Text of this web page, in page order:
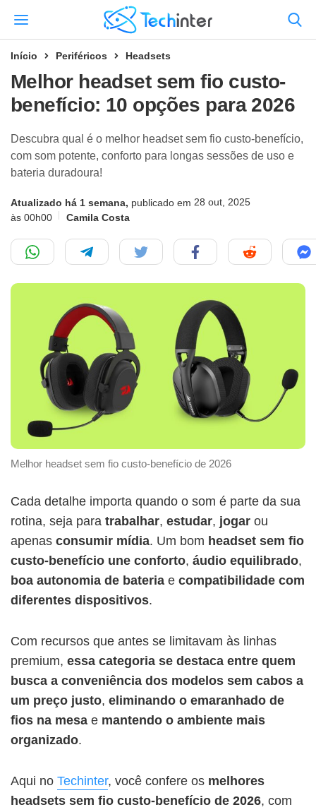
Início Periféricos Headsets
Melhor headset sem fio custo-
benefício: 10 opções para 2026
Descubra qual é o melhor headset sem fio custo-benefício,
com som potente, conforto para longas sessões de uso e
bateria duradoura!
Atualizado há 1 semana, publicado em 28 out, 2025
às 00h00
Camila Costa
Melhor headset sem fio custo-benefício de 2026
Cada detalhe importa quando o som é parte da sua
rotina, seja para trabalhar, estudar, jogar ou
apenas consumir mídia. Um bom headset sem fio
custo-benefício une conforto, áudio equilibrado,
boa autonomia de bateria e compatibilidade com
diferentes dispositivos.
Com recursos que antes se limitavam às linhas
premium, essa categoria se destaca entre quem
busca a conveniência dos modelos sem cabos a
um preço justo, eliminando o emaranhado de
fios na mesa e mantendo o ambiente mais
organizado.
Aqui no Techinter, você confere os melhores
headsets sem fio custo-benefício de 2026, com